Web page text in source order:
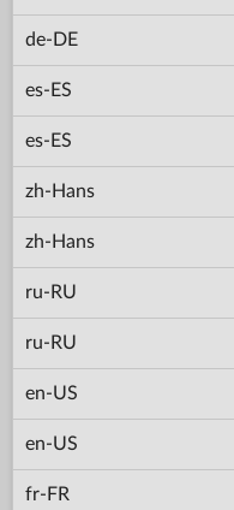
de-DE
es-ES
es-ES
zh-Hans
zh-Hans
ru-RU
ru-RU
en-US
en-US
fr-FR